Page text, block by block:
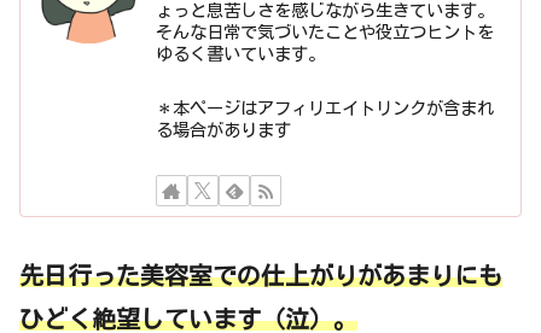
ょっと息苦しさを感じながら生きています。
そんな日常で気づいたことや役立つヒントを
ゆるく書いています。
＊本ページはアフィリエイトリンクが含まれ
る場合があります
先日行った美容室での仕上がりがあまりにも
ひどく絶望しています（泣）。